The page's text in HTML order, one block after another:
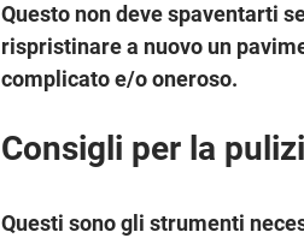
Questo non deve spaventarti
rispristinare a nuovo un
complicato e/o oneroso.
Consigli per la
Questi sono gli strumenti